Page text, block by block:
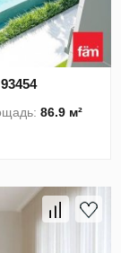
86.9 м²